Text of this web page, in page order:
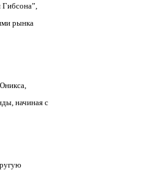
рынка
начиная с